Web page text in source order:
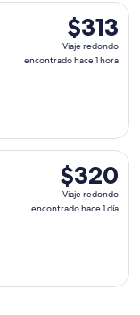
$313
Viaje
redondo,
$313
Viaje redondo
encontrado hace 1 hora
salida el mié,
$320
Viaje
redondo,
$320
Viaje redondo
encontrado hace 1 día
salida el sáb, 26